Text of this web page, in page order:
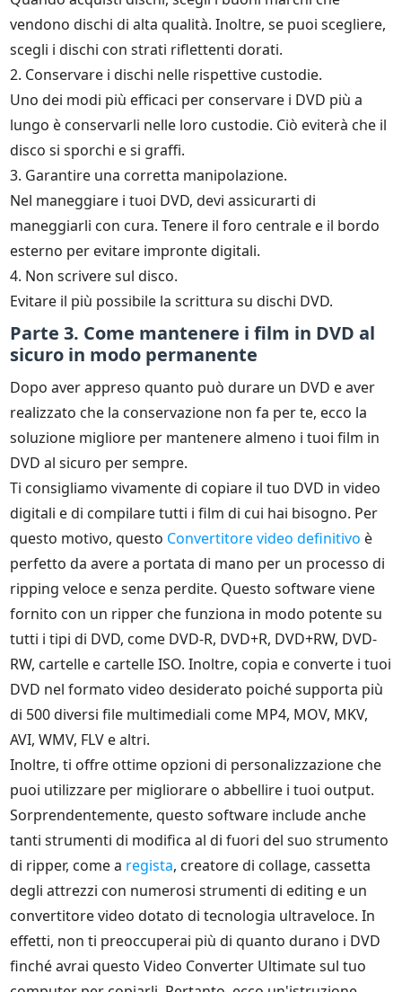
vendono dischi di alta qualità. Inoltre, se puoi scegliere,
scegli i dischi con strati riflettenti dorati.
2. Conservare i dischi nelle rispettive custodie.
Uno dei modi più efficaci per conservare i DVD più a
lungo è conservarli nelle loro custodie. Ciò eviterà che il
disco si sporchi e si graffi.
3. Garantire una corretta manipolazione.
Nel maneggiare i tuoi DVD, devi assicurarti di
maneggiarli con cura. Tenere il foro centrale e il bordo
esterno per evitare impronte digitali.
4. Non scrivere sul disco.
Evitare il più possibile la scrittura su dischi DVD.
Parte 3. Come mantenere i film in DVD al
sicuro in modo permanente
Dopo aver appreso quanto può durare un DVD e aver
realizzato che la conservazione non fa per te, ecco la
soluzione migliore per mantenere almeno i tuoi film in
DVD al sicuro per sempre.
Ti consigliamo vivamente di copiare il tuo DVD in video
digitali e di compilare tutti i film di cui hai bisogno. Per
questo motivo, questo Convertitore video definitivo è
perfetto da avere a portata di mano per un processo di
ripping veloce e senza perdite. Questo software viene
fornito con un ripper che funziona in modo potente su
tutti i tipi di DVD, come DVD-R, DVD+R, DVD+RW, DVD-
RW, cartelle e cartelle ISO. Inoltre, copia e converte i tuoi
DVD nel formato video desiderato poiché supporta più
di 500 diversi file multimediali come MP4, MOV, MKV,
AVI, WMV, FLV e altri.
Inoltre, ti offre ottime opzioni di personalizzazione che
puoi utilizzare per migliorare o abbellire i tuoi output.
Sorprendentemente, questo software include anche
tanti strumenti di modifica al di fuori del suo strumento
di ripper, come a regista, creatore di collage, cassetta
degli attrezzi con numerosi strumenti di editing e un
convertitore video dotato di tecnologia ultraveloce. In
effetti, non ti preoccuperai più di quanto durano i DVD
finché avrai questo Video Converter Ultimate sul tuo